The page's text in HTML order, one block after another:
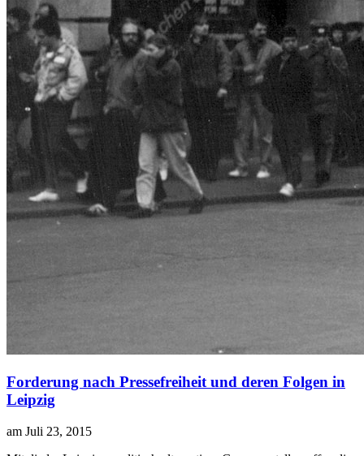
Forderung nach Pressefreiheit und deren Folgen in
Leipzig
am Juli 23, 2015